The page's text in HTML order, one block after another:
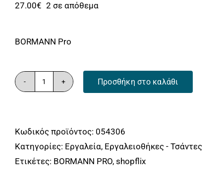
27.00€ 2 σε απόθεμα
BORMANN Pro
BORMANN
Εργαλειοθήκη
Χειρός
Πλαστική
Προσθήκη στο καλάθι
Κωδικός προϊόντος: 054306
Κατηγορίες: Εργαλεία, Εργαλειοθήκες - Τσάντες
Ετικέτες: BORMANN PRO, shopflix